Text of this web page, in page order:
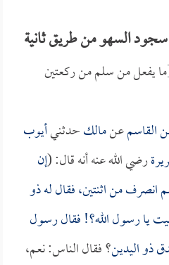
السهو من طريق ثانية
يفعل من سلم من ركعتين
القاسمعنمالكحدثنيأيوب
رضي الله عنه أنه قال: (إن
انصرف من اثنتين، فقال لهذو
يا رسول الله؟! فقال رسول
ذو اليدين؟ فقال الناس: نعم،